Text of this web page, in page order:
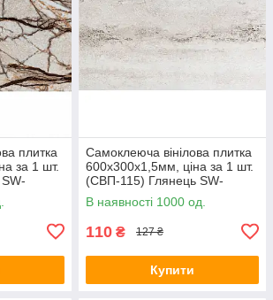
плитка
за 1 шт.
Самоклеюча вінілова плитка
600х300х1,5мм, ціна за 1 шт.
(СВП-115) Глянець SW-
00000504
В наявності 1000 од.
110 ₴ 127 ₴
Купити